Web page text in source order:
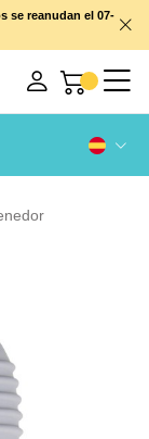
se reanudan el 07-